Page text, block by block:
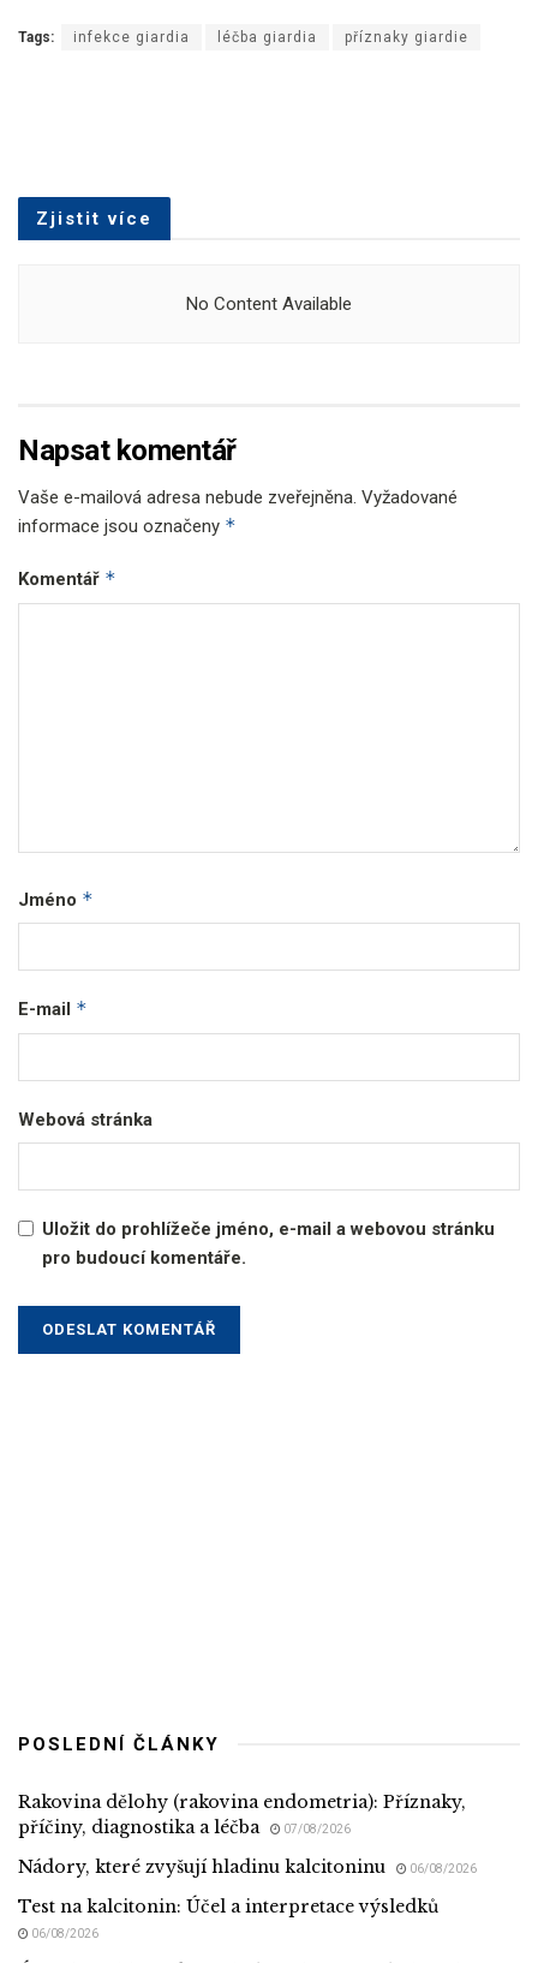
Tags: infekce giardia léčba giardia příznaky giardie
Zjistit více
No Content Available
Napsat komentář
Vaše e-mailová adresa nebude zveřejněna. Vyžadované
informace jsou označeny *
Komentář *
Jméno *
E-mail *
Webová stránka
Uložit do prohlížeče jméno, e-mail a webovou stránku
pro budoucí komentáře.
POSLEDNÍ ČLÁNKY
Rakovina dělohy (rakovina endometria): Příznaky,
příčiny, diagnostika a léčba
07/08/2026
Nádory, které zvyšují hladinu kalcitoninu 06/08/2026
Test na kalcitonin: Účel a interpretace výsledků
06/08/2026